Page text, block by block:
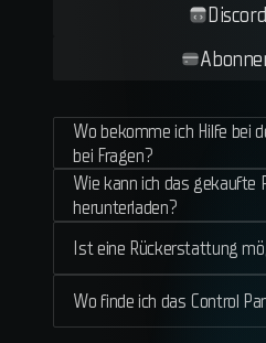
Wo bekomme ich Hilfe bei
bei Fragen?
Wie kann ich das gekaufte
herunterladen?
Ist eine Rückerstattung
Wo finde ich das Control